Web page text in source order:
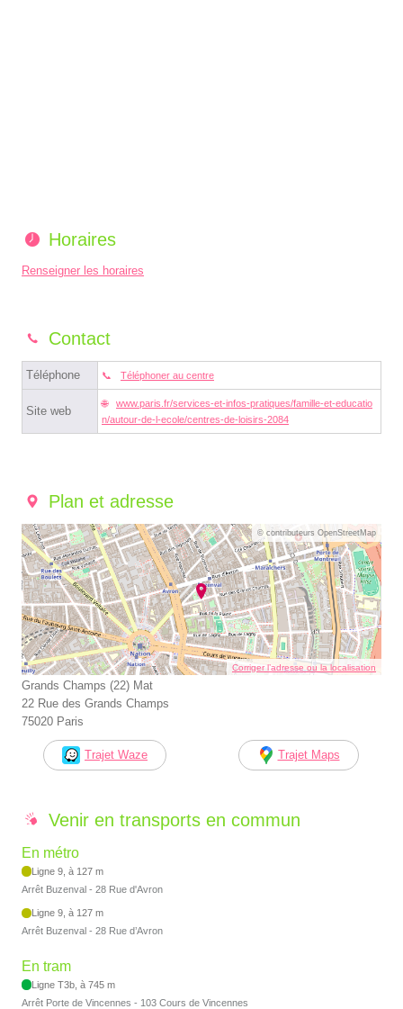
Horaires
Renseigner les horaires
Contact
Téléphone Téléphoner au centre
Site web
www.paris.fr/services-et-infos-pratiques/famille-et-educatio
n/autour-de-l-ecole/centres-de-loisirs-2084
Plan et adresse
© contributeurs OpenStreetMap
Corriger l’adresse ou la localisation
Grands Champs (22) Mat
22 Rue des Grands Champs
75020 Paris
Trajet Waze Trajet Maps
Venir en transports en commun
En métro
Ligne 9, à 127 m
Arrêt Buzenval - 28 Rue d'Avron
Ligne 9, à 127 m
Arrêt Buzenval - 28 Rue d’Avron
En tram
Ligne T3b, à 745 m
Arrêt Porte de Vincennes - 103 Cours de Vincennes